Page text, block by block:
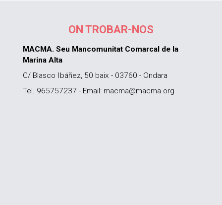
ON TROBAR-NOS
MACMA. Seu Mancomunitat Comarcal de la
Marina Alta
C/ Blasco Ibáñez, 50 baix - 03760 - Ondara
Tel. 965757237 - Email: macma@macma.org